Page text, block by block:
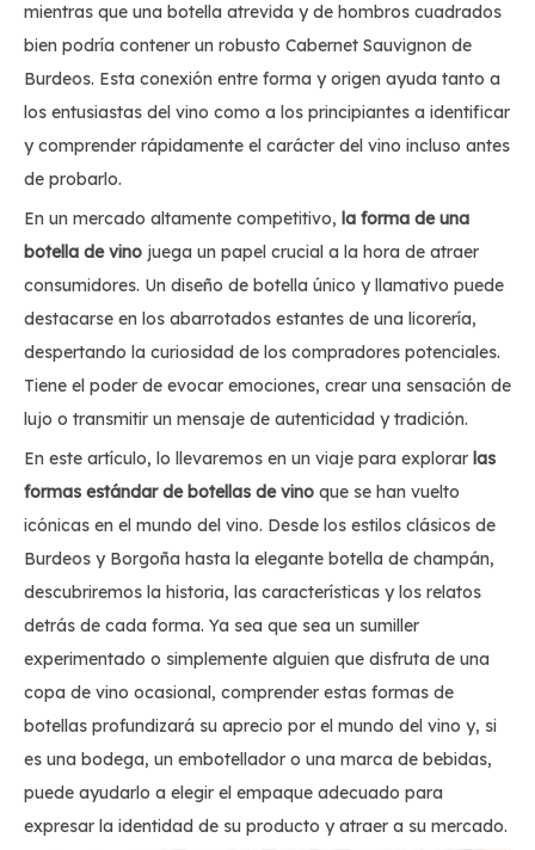
mientras que una botella atrevida y de hombros cuadrados
bien podría contener un robusto Cabernet Sauvignon de
Burdeos. Esta conexión entre forma y origen ayuda tanto a
los entusiastas del vino como a los principiantes a identificar
y comprender rápidamente el carácter del vino incluso antes
de probarlo.
En un mercado altamente competitivo, la forma de una
botella de vino juega un papel crucial a la hora de atraer
consumidores. Un diseño de botella único y llamativo puede
destacarse en los abarrotados estantes de una licorería,
despertando la curiosidad de los compradores potenciales.
Tiene el poder de evocar emociones, crear una sensación de
lujo o transmitir un mensaje de autenticidad y tradición.
En este artículo, lo llevaremos en un viaje para explorar las
formas estándar de botellas de vino que se han vuelto
icónicas en el mundo del vino. Desde los estilos clásicos de
Burdeos y Borgoña hasta la elegante botella de champán,
descubriremos la historia, las características y los relatos
detrás de cada forma. Ya sea que sea un sumiller
experimentado o simplemente alguien que disfruta de una
copa de vino ocasional, comprender estas formas de
botellas profundizará su aprecio por el mundo del vino y, si
es una bodega, un embotellador o una marca de bebidas,
puede ayudarlo a elegir el empaque adecuado para
expresar la identidad de su producto y atraer a su mercado.